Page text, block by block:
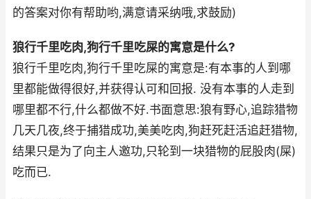
的答案对你有帮助哟,满意请采纳哦,求鼓励)
狼行千里吃肉,狗行千里吃屎的寓意是什么?
狼行千里吃肉,狗行千里吃屎的寓意是:有本事的人到哪
里都能做得很好,并获得认可和回报. 没有本事的人走到
哪里都不行,什么都做不好.书面意思:狼有野心,追踪猎物
几天几夜,终于捕猎成功,美美吃肉,狗赶死赶活追赶猎物,
结果只是为了向主人邀功,只轮到一块猎物的屁股肉(屎)
吃而已.